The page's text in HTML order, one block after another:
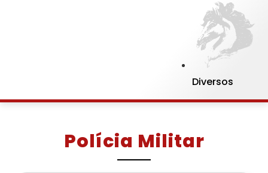
Diversos
Polícia Militar